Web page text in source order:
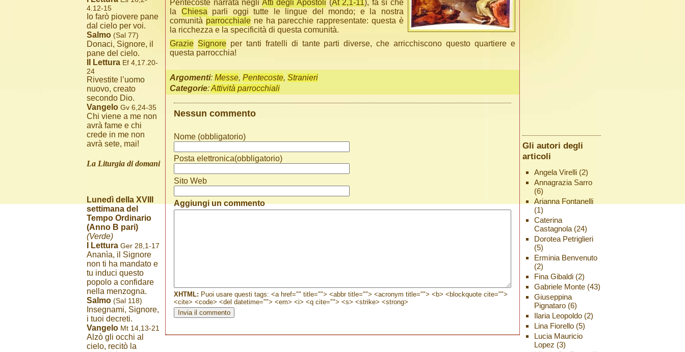
Pentecoste narrata negli Atti degli Apostoli (At 2,1-11), fa sì che
la Chiesa parli oggi tutte le lingue del mondo; e la nostra
comunità parrocchialene ha parecchie rappresentate: questa è
la ricchezza e la specificità di questa comunità.
Grazie Signoreper tanti fratelli di tante parti diverse, che arricchiscono questo quartiere e
questa parrocchia!
Argomenti: Messe, Pentecoste, Stranieri
Categorie:Attività parrocchiali
Nessun commento
Nome (obbligatorio)
Posta elettronica(obbligatorio)
Sito Web
Aggiungi un commento
XHTML: Puoi usare questi tags: <a href="" title=""> <abbr title=""> <acronym title=""> <b> <blockquote cite="">
<cite> <code> <del datetime=""> <em> <i> <q cite=""> <s> <strike> <strong>
4.12-15
Io farò piovere pane
dal cielo per voi.
Salmo (Sal 77)
Donaci, Signore, il
pane del cielo.
II Lettura Ef 4,17.20-
24
Rivestite l’uomo
nuovo, creato
secondo Dio.
Vangelo Gv 6,24-35
Chi viene a me non
avrà fame e chi
crede in me non
avrà sete, mai!
La Liturgia di domani
Lunedì della XVIII
settimana del
Tempo Ordinario
(Anno B pari)
(Verde)
I Lettura Ger 28,1-17
Ananìa, il Signore
non ti ha mandato e
tu induci questo
popolo a confidare
nella menzogna.
Salmo (Sal 118)
Insegnami, Signore,
i tuoi decreti.
Vangelo Mt 14,13-21
Alzò gli occhi al
cielo, recitò la
Gli autori degli
articoli
Angela Virelli(2)
Annagrazia Sarro
(6)
Arianna Fontanelli
(1)
Caterina
Castagnola(24)
Dorotea Petriglieri
(5)
Erminia Benvenuto
(2)
Fina Gibaldi(2)
Gabriele Monte(43)
Giuseppina
Pignataro(6)
Ilaria Leopoldo(2)
Lina Fiorello(5)
Lucia Mauricio
Lopez (3)